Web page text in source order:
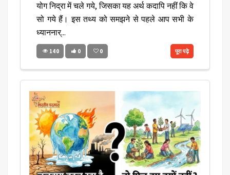
योग निद्रा में चले गये, जिसका यह अर्थ कदापि नहीं कि वे
सो गये हैं। इस तथ्य को समझने से पहले आप सभी के
ध्याननार्...
140 0 0 पूरा पढ़े